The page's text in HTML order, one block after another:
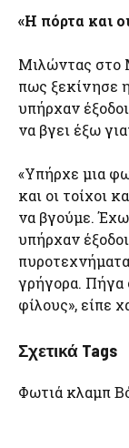
«Η πόρτα και
Μιλώντας στο
πως ξεκίνησε
υπήρχαν
να βγει έξω
«Υπήρχε μια
και οι τοίχοι
να βγούμε.
υπήρχαν
γρήγορα. Πήγα
φίλους», είπε
Σχετικά Tags
Φωτιά κλαμπ